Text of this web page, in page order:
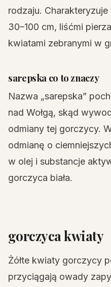
rodzaju. Charakteryzuje
30–100 cm, liśćmi
kwiatami zebranymi w
sarepska co to znaczy
Nazwa „sarepska”
nad Wołgą, skąd
odmiany tej gorczycy.
odmianę o
w olej i substancje
gorczyca biała.
gorczyca kwiaty
Żółte kwiaty gorczycy
przyciągają owady